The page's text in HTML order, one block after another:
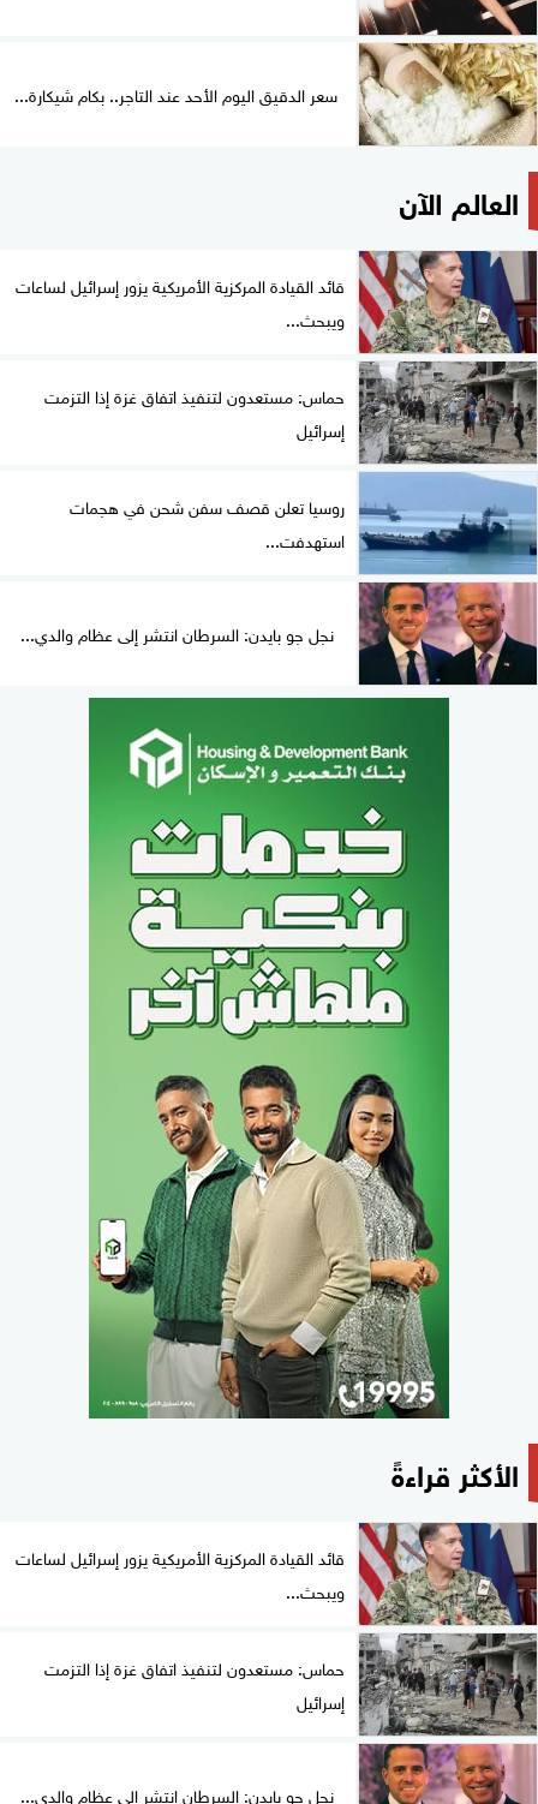
سعر الدقيق اليوم الأحد عند التاجر.. بكام شيكارة...
العالم الآن
قائد القيادة المركزية الأمريكية يزور إسرائيل لساعات
ويبحث...
حماس: مستعدون لتنفيذ اتفاق غزة إذا التزمت
إسرائيل
روسيا تعلن قصف سفن شحن في هجمات
استهدفت...
نجل جو بايدن: السرطان انتشر إلى عظام والدي...
الأكثر قراءةً
قائد القيادة المركزية الأمريكية يزور إسرائيل لساعات
ويبحث...
حماس: مستعدون لتنفيذ اتفاق غزة إذا التزمت
إسرائيل
نجل جو بايدن: السرطان انتشر إلى عظام والدي...